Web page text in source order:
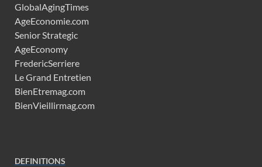
GlobalAgingTimes
AgeEconomie.com
Senior Strategic
AgeEconomy
FredericSerriere
Le Grand Entretien
BienEtremag.com
BienVieillirmag.com
DEFINITIONS